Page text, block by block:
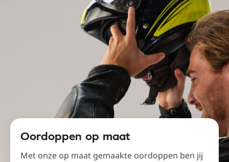
Oordoppen op maat
Met onze op maat gemaakte oordoppen ben jij